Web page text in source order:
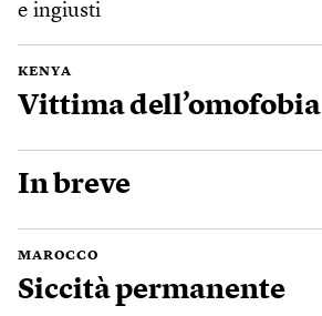
e ingiusti
KENYA
Vittima dell’omofobia
In breve
MAROCCO
Siccità permanente